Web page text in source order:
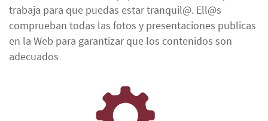
trabaja para que puedas estar tranquil@. Ell@s
comprueban todas las fotos y presentaciones publicas
en la Web para garantizar que los contenidos son
adecuados